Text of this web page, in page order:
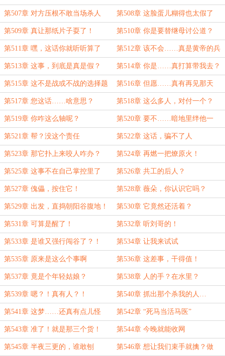
给我们？
第507章 对方压根不敢当场杀人 第508章 这脸蛋儿糊得也太假了
吧？
第509章 真让那纸片子耍了！ 第510章 你是要替继母讨公道？
第511章 嘿，这话你就听听算了 第512章 该不会……真是黄帝的兵
吧？
第513章 这事，到底是真是假？ 第514章 你是……真打算带我去？
第515章 这不是战或不战的选择题 第516章 但愿……真有再见那天
第517章 您这话……啥意思？ 第518章 这么多人，对付一个？
第519章 你咋这么轴呢？ 第520章 要不……暗地里绊他一
脚？
第521章 帮？没这个责任 第522章 这话，骗不了人
第523章 那它扑上来咬人咋办？ 第524章 再燃一把燎原火！
第525章 这事不在自己掌控里了 第526章 共工的后人？
第527章 傀儡，按住它！ 第528章 薇朵，你认识它吗？
第529章 出发，直捣朝阳谷腹地！ 第530章 它竟然还活着？
第531章 可算是醒了！ 第532章 听刘哥的！
第533章 是谁又强行闯谷了？！ 第534章 让我来试试
第535章 原来是这么个事啊 第536章 这差事，干得值！
第537章 竟是个年轻姑娘？ 第538章 人的手？在水里？
第539章 嗯？！真有人？！ 第540章 抓出那个杀我的人…
第541章 这梦……还真有点儿怪 第542章 “死马当活马医”
第543章 准了！就是那三个货！ 第544章 今晚就能收网
第545章 半夜三更的，谁敢刨 第546章 想让我们束手就擒？做